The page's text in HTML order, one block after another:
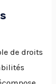
de droits